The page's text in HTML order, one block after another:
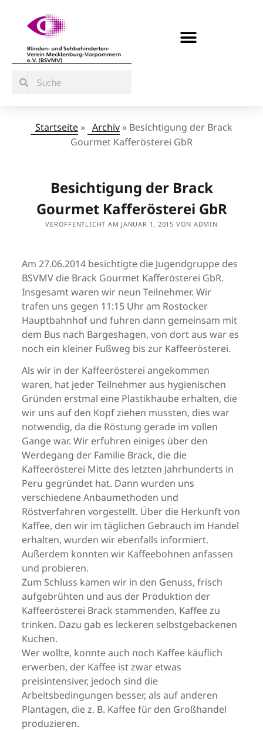
Startseite » Archiv » Besichtigung der Brack
Gourmet Kafferösterei GbR
Besichtigung der Brack
Gourmet Kafferösterei GbR
VERÖFFENTLICHT AM JANUAR 1, 2015 VON ADMIN
Am 27.06.2014 besichtigte die Jugendgruppe des
BSVMV die Brack Gourmet Kafferösterei GbR.
Insgesamt waren wir neun Teilnehmer. Wir
trafen uns gegen 11:15 Uhr am Rostocker
Hauptbahnhof und fuhren dann gemeinsam mit
dem Bus nach Bargeshagen, von dort aus war es
noch ein kleiner Fußweg bis zur Kaffeerösterei.
Als wir in der Kaffeerösterei angekommen
waren, hat jeder Teilnehmer aus hygienischen
Gründen erstmal eine Plastikhaube erhalten, die
wir uns auf den Kopf ziehen mussten, dies war
notwendig, da die Röstung gerade im vollen
Gange war. Wir erfuhren einiges über den
Werdegang der Familie Brack, die die
Kaffeerösterei Mitte des letzten Jahrhunderts in
Peru gegründet hat. Dann wurden uns
verschiedene Anbaumethoden und
Röstverfahren vorgestellt. Über die Herkunft von
Kaffee, den wir im täglichen Gebrauch im Handel
erhalten, wurden wir ebenfalls informiert.
Außerdem konnten wir Kaffeebohnen anfassen
und probieren.
Zum Schluss kamen wir in den Genuss, frisch
aufgebrühten und aus der Produktion der
Kaffeerösterei Brack stammenden, Kaffee zu
trinken. Dazu gab es leckeren selbstgebackenen
Kuchen.
Wer wollte, konnte auch noch Kaffee käuflich
erwerben, der Kaffee ist zwar etwas
preisintensiver, jedoch sind die
Arbeitsbedingungen besser, als auf anderen
Plantagen, die z. B. Kaffee für den Großhandel
produzieren.